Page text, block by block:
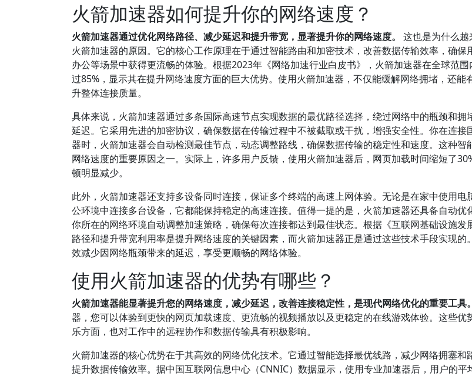
火箭加速器如何提升你的网络速度？
火箭加速器通过优化网络路径、减少延迟和提升带宽，显著提升你的网络速度。
这也是为什么
火箭加速器的原因。它的核心工作原理在于通过智能路由和加密技术，改善数据传输效率，确保
办公等场景中获得更流畅的体验。根据2023年《网络加速行业白皮书》，火箭加速器在全球范
过85%，显示其在提升网络速度方面的巨大优势。使用火箭加速器，不仅能缓解网络拥堵，还能
升整体连接质量。
具体来说，火箭加速器通过多条国际高速节点实现数据的最优路径选择，绕过网络中的瓶颈和拥
延迟。它采用先进的加密协议，确保数据在传输过程中不被截取或干扰，增强安全性。你在连接
器时，火箭加速器会自动检测最佳节点，动态调整路线，确保数据传输的稳定性和速度。这种智
网络速度的重要原因之一。实际上，许多用户反馈，使用火箭加速器后，网页加载时间缩短了
顿明显减少。
此外，火箭加速器还支持多设备同时连接，保证多个终端的高速上网体验。无论是在家中使用电
公环境中连接多台设备，它都能保持稳定的高速连接。值得一提的是，火箭加速器还具备自动优
你所在的网络环境自动调整加速策略，确保每次连接都达到最佳状态。根据《互联网基础设施发
路径和提升带宽利用率是提升网络速度的关键因素，而火箭加速器正是通过这些技术手段实现的
效减少因网络瓶颈带来的延迟，享受更顺畅的网络体验。
使用火箭加速器的优势有哪些？
火箭加速器能显著提升您的网络速度，减少延迟，改善连接稳定性，是现代网络优化的重要工具。
器，您可以体验到更快的网页加载速度、更流畅的视频播放以及更稳定的在线游戏体验。这些优
乐方面，也对工作中的远程协作和数据传输具有积极影响。
火箭加速器的核心优势在于其高效的网络优化技术。它通过智能选择最优线路，减少网络拥塞和
提升数据传输效率。据中国互联网信息中心（CNNIC）数据显示，使用专业加速器后，用户的平